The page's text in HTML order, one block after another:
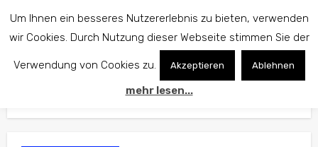
Um Ihnen ein besseres Nutzererlebnis zu bieten, verwenden
wir Cookies. Durch Nutzung dieser Webseite stimmen Sie der
Verwendung von Cookies zu. Akzeptieren Ablehnen
mehr lesen...